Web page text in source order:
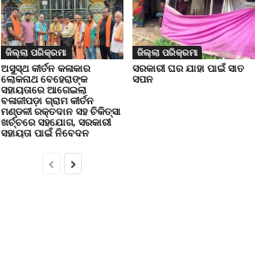
ଜିଲ୍ଲା ପରିକ୍ରମା
ଅସୁସ୍ଥ କୀର୍ତନ କଳାକାର
ଲୋକନାଥ ବେହେରାଙ୍କ
ସହାୟତାରେ ଆଗେଇଲା
ବଳାଜୀପଡ଼ା ଗ୍ରାମ କୀର୍ତନ
ମଣ୍ଡଳୀ ରକ୍ତଦାନ ସହ ଚିକିତ୍ସା
ଖର୍ଚ୍ଚରେ ସହଯୋଗ, ସରକାରୀ
ସହାୟତା ପାଇଁ ନିବେଦନ
ଜିଲ୍ଲା ପରିକ୍ରମା
ସରକାରୀ ଘର ଯାହା ପାଇଁ ସାତ
ସପନ